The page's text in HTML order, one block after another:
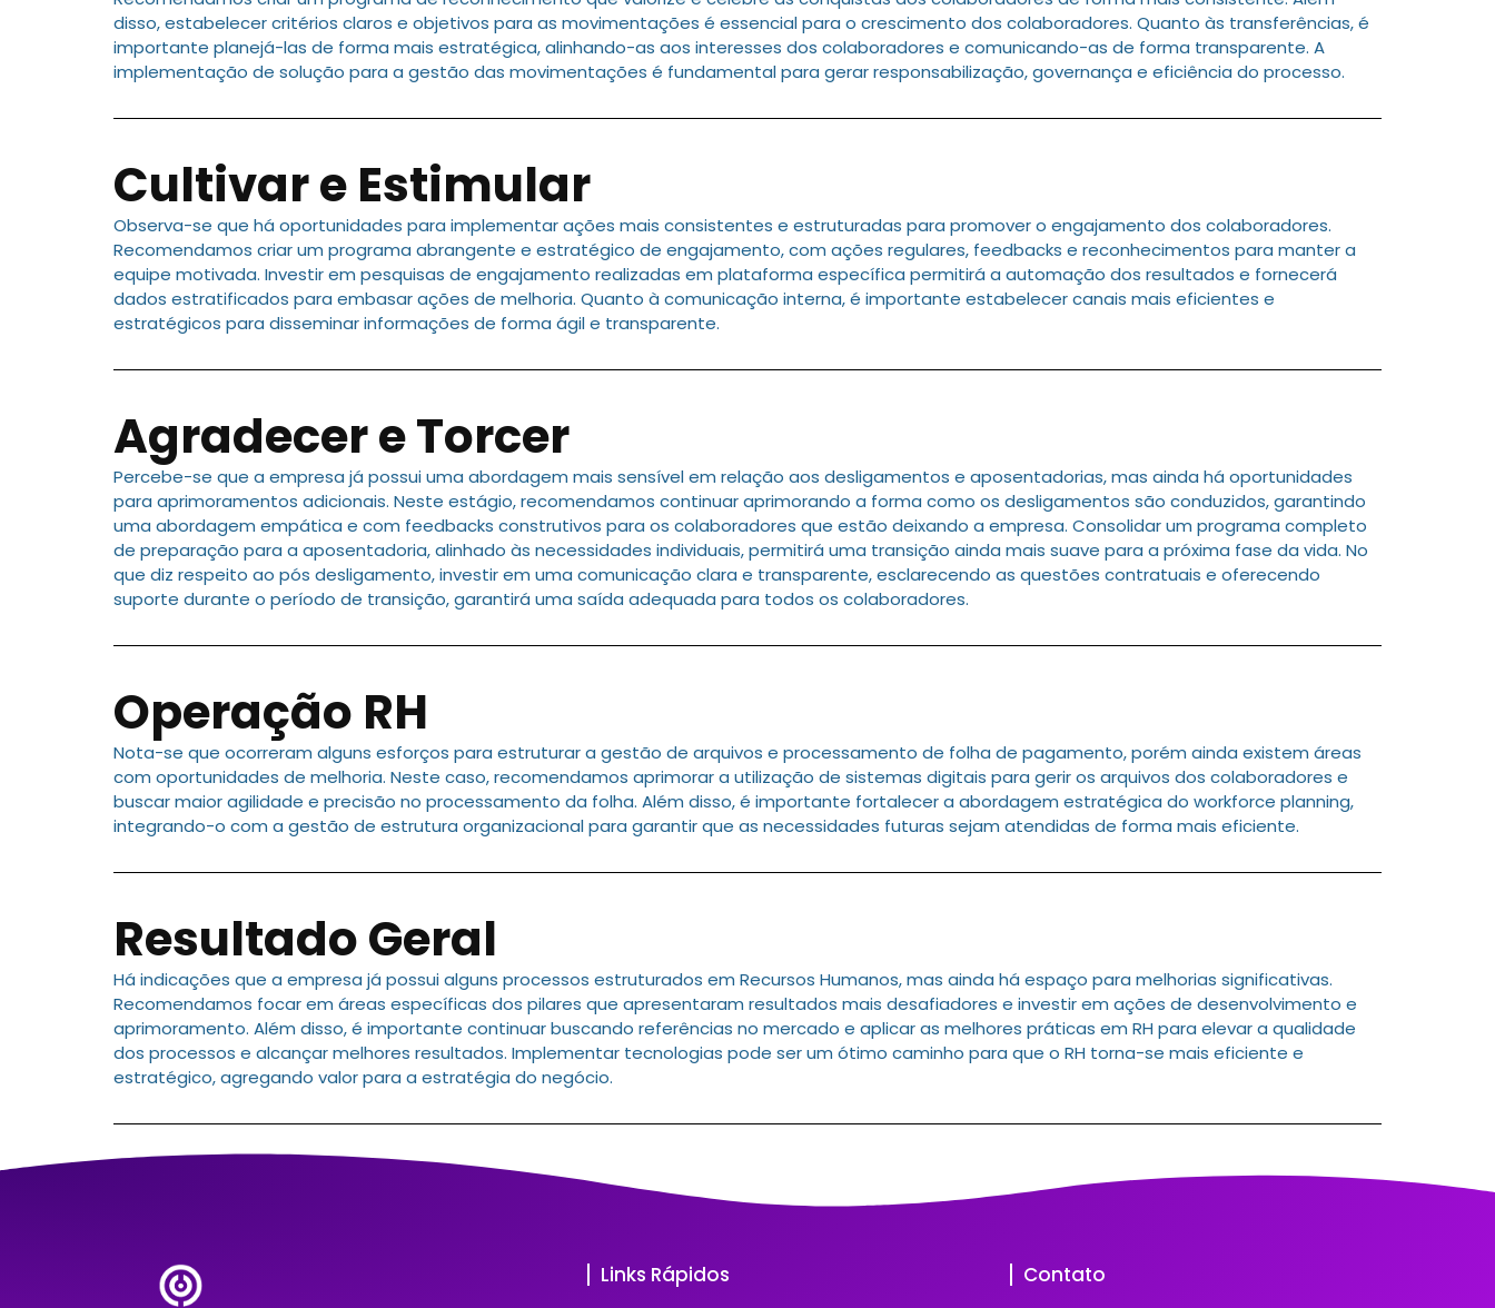
disso, estabelecer critérios claros e objetivos para as movimentações é essencial para o crescimento dos colaboradores. Quanto às transferências, é
importante planejá-las de forma mais estratégica, alinhando-as aos interesses dos colaboradores e comunicando-as de forma transparente. A
implementação de solução para a gestão das movimentações é fundamental para gerar responsabilização, governança e eficiência do processo.
Cultivar e Estimular
Observa-se que há oportunidades para implementar ações mais consistentes e estruturadas para promover o engajamento dos colaboradores.
Recomendamos criar um programa abrangente e estratégico de engajamento, com ações regulares, feedbacks e reconhecimentos para manter a
equipe motivada. Investir em pesquisas de engajamento realizadas em plataforma específica permitirá a automação dos resultados e fornecerá
dados estratificados para embasar ações de melhoria. Quanto à comunicação interna, é importante estabelecer canais mais eficientes e
estratégicos para disseminar informações de forma ágil e transparente.
Agradecer e Torcer
Percebe-se que a empresa já possui uma abordagem mais sensível em relação aos desligamentos e aposentadorias, mas ainda há oportunidades
para aprimoramentos adicionais. Neste estágio, recomendamos continuar aprimorando a forma como os desligamentos são conduzidos, garantindo
uma abordagem empática e com feedbacks construtivos para os colaboradores que estão deixando a empresa. Consolidar um programa completo
de preparação para a aposentadoria, alinhado às necessidades individuais, permitirá uma transição ainda mais suave para a próxima fase da vida. No
que diz respeito ao pós desligamento, investir em uma comunicação clara e transparente, esclarecendo as questões contratuais e oferecendo
suporte durante o período de transição, garantirá uma saída adequada para todos os colaboradores.
Operação RH
Nota-se que ocorreram alguns esforços para estruturar a gestão de arquivos e processamento de folha de pagamento, porém ainda existem áreas
com oportunidades de melhoria. Neste caso, recomendamos aprimorar a utilização de sistemas digitais para gerir os arquivos dos colaboradores e
buscar maior agilidade e precisão no processamento da folha. Além disso, é importante fortalecer a abordagem estratégica do workforce planning,
integrando-o com a gestão de estrutura organizacional para garantir que as necessidades futuras sejam atendidas de forma mais eficiente.
Resultado Geral
Há indicações que a empresa já possui alguns processos estruturados em Recursos Humanos, mas ainda há espaço para melhorias significativas.
Recomendamos focar em áreas específicas dos pilares que apresentaram resultados mais desafiadores e investir em ações de desenvolvimento e
aprimoramento. Além disso, é importante continuar buscando referências no mercado e aplicar as melhores práticas em RH para elevar a qualidade
dos processos e alcançar melhores resultados. Implementar tecnologias pode ser um ótimo caminho para que o RH torna-se mais eficiente e
estratégico, agregando valor para a estratégia do negócio.
Links Rápidos Contato